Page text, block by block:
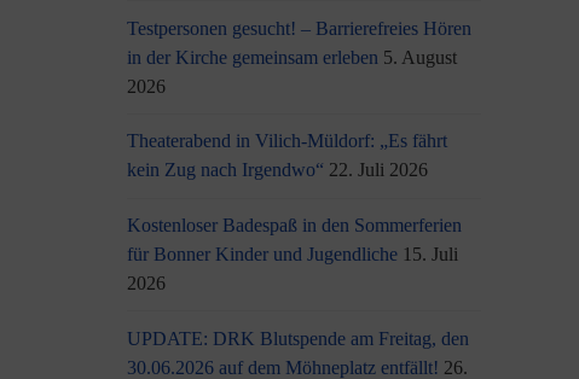
Testpersonen gesucht! – Barrierefreies Hören
in der Kirche gemeinsam erleben 5. August
2026
Theaterabend in Vilich-Müldorf: „Es fährt
kein Zug nach Irgendwo“ 22. Juli 2026
Kostenloser Badespaß in den Sommerferien
für Bonner Kinder und Jugendliche 15. Juli
2026
UPDATE: DRK Blutspende am Freitag, den
30.06.2026 auf dem Möhneplatz entfällt! 26.